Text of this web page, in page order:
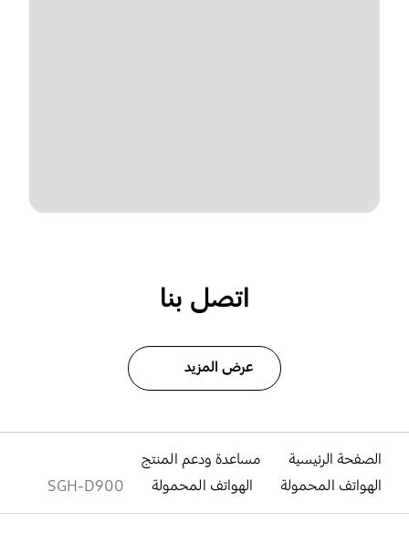
اتصل بنا
عرض المزيد
الصفحة الرئيسية
مساعدة ودعم المنتج
الهواتف المحمولة
الهواتف المحمولة SGH-D900